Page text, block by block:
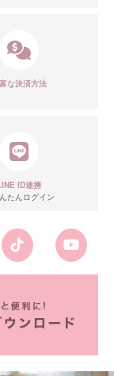
な決済方法
ID連携
たんログイン